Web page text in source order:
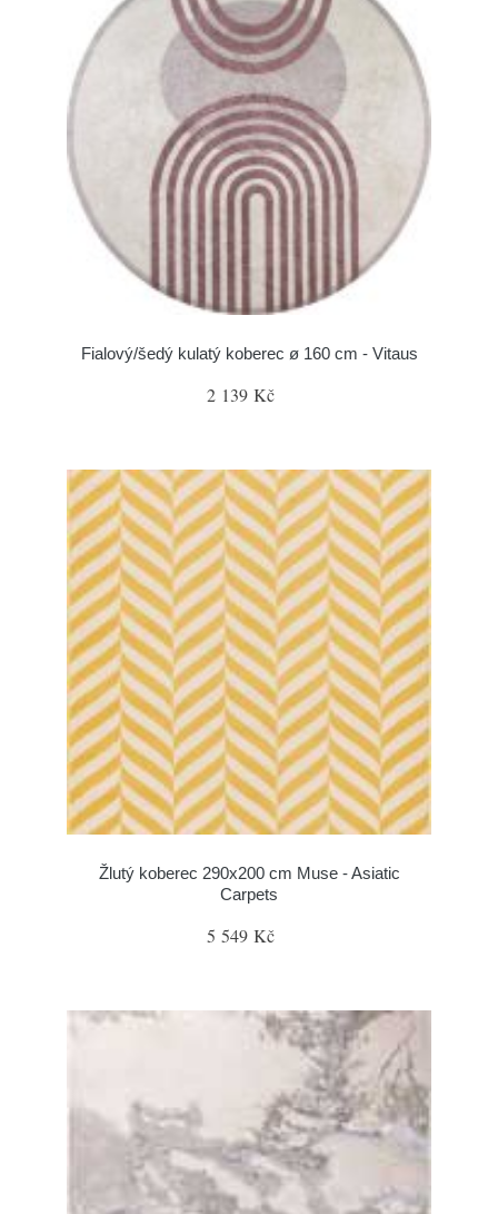
Fialový/šedý kulatý koberec ø 160 cm - Vitaus
2 139 Kč
Žlutý koberec 290x200 cm Muse - Asiatic
Carpets
5 549 Kč